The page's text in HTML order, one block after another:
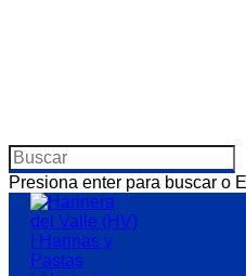
Presiona enter para buscar o